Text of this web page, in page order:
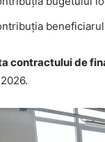
contractului de